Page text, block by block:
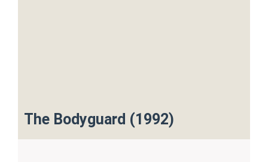
The Bodyguard (1992)